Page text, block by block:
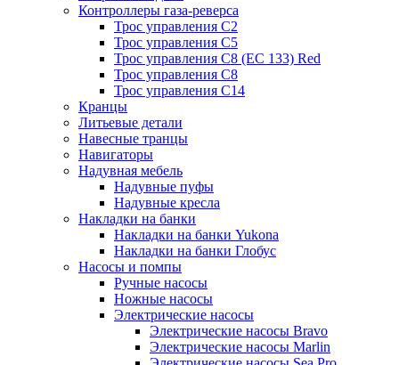
Контроллеры газа-реверса
Трос управления C2
Трос управления C5
Трос управления C8 (ЕС 133) Red
Трос управления C8
Трос управления C14
Кранцы
Литьевые детали
Навесные транцы
Навигаторы
Надувная мебель
Надувные пуфы
Надувные кресла
Накладки на банки
Накладки на банки Yukona
Накладки на банки Глобус
Насосы и помпы
Ручные насосы
Ножные насосы
Электрические насосы
Электрические насосы Bravo
Электрические насосы Marlin